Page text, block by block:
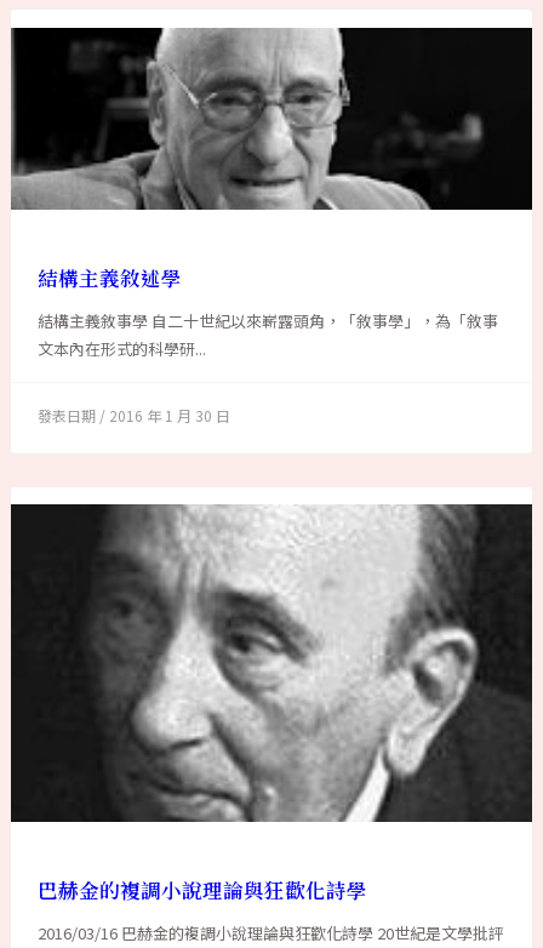
結構主義敘述學
結構主義敘事學 自二十世紀以來嶄露頭角，「敘事學」，為「敘事
文本內在形式的科學研...
2016 年 1 月 30 日
巴赫金的複調小說理論與狂歡化詩學
2016/03/16 巴赫金的複調小說理論與狂歡化詩學 20世紀是文學批評